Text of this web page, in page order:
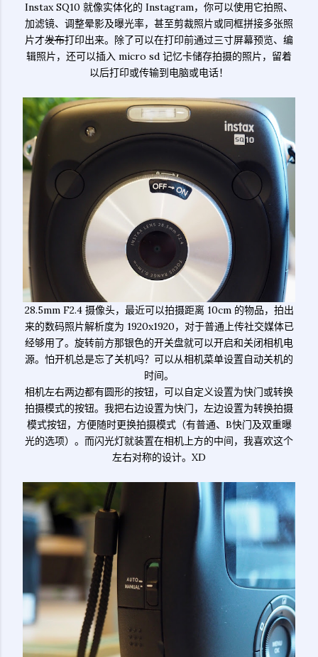
Instax SQ10 就像实体化的 Instagram，你可以使用它拍照、
加滤镜、调整晕影及曝光率，甚至剪裁照片或同框拼接多张照
片才发布打印出来。除了可以在打印前通过三寸屏幕预览、编
辑照片，还可以插入 micro sd 记忆卡储存拍摄的照片，留着
以后打印或传输到电脑或电话！
28.5mm F2.4 摄像头，最近可以拍摄距离 10cm 的物品，拍出
来的数码照片解析度为 1920x1920，对于普通上传社交媒体已
经够用了。旋转前方那银色的开关盘就可以开启和关闭相机电
源。怕开机总是忘了关机吗？可以从相机菜单设置自动关机的
时间。
相机左右两边都有圆形的按钮，可以自定义设置为快门或转换
拍摄模式的按钮。我把右边设置为快门，左边设置为转换拍摄
模式按钮，方便随时更换拍摄模式（有普通、B快门及双重曝
光的选项）。而闪光灯就装置在相机上方的中间，我喜欢这个
左右对称的设计。XD